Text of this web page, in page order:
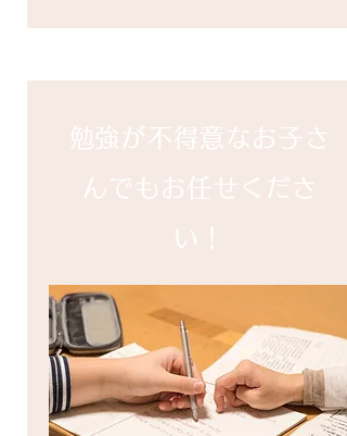
​勉強が不得意なお子さ
んでもお任せくださ
い！